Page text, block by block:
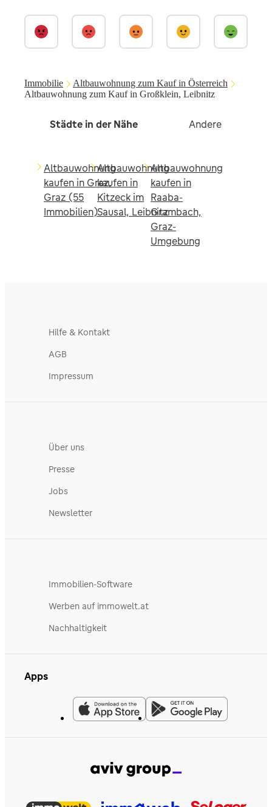
Immobilie
Altbauwohnung zum Kauf in Österreich
Altbauwohnung zum Kauf in Großklein, Leibnitz
Städte in der Nähe Andere
Altbauwohnung
kaufen in Graz,
Graz (55
Immobilien)
Altbauwohnung
kaufen in
Kitzeck im
Sausal, Leibnitz
Altbauwohnung
kaufen in
Raaba-
Grambach,
Graz-
Umgebung
Hilfe & Kontakt
AGB
Impressum
Über uns
Presse
Jobs
Newsletter
Immobilien-Software
Werben auf immowelt.at
Nachhaltigkeit
Apps